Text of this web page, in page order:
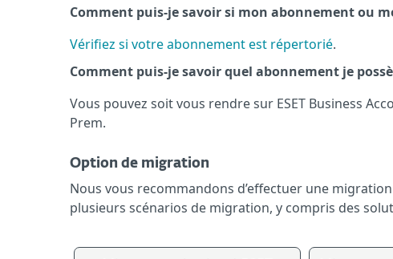
Comment puis-je savoir si mon abonnement ou
Vérifiez si votre abonnement est répertorié.
Comment puis-je savoir quel abonnement je
Vous pouvez soit vous rendre sur ESET Business
Prem.
Option de migration
Nous vous recommandons d’effectuer une migration
plusieurs scénarios de migration, y compris des